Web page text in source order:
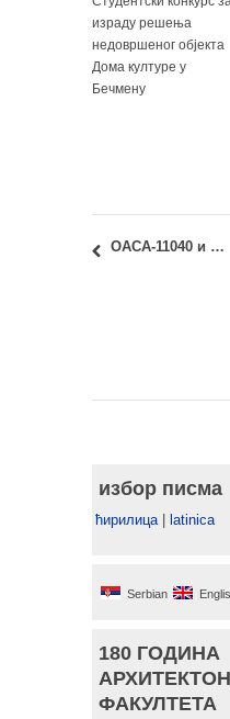
израду решења
недовршеног објекта
Дома културе у
Бечмену
ОАСА-11040 и ИАСА-11040 Архитектонске конструкције 1: Јануарски испитни рок – Увид у радове
избор писма
ћирилица | latinica
Serbian
180 ГОДИНА
ФАКУЛТЕТА